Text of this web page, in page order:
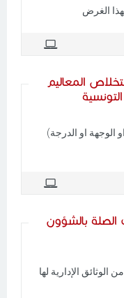
الغرض
المعاليم
الوجهة او الدرجة)
الصلة بالشؤون
الإدارية لها